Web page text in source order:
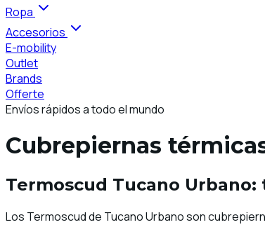
Ropa
Accesorios
E-mobility
Outlet
Brands
Offerte
Envíos rápidos a todo el mundo
Cubrepiernas
Termoscud Tucano
Los Termoscud de Tucano Urbano son